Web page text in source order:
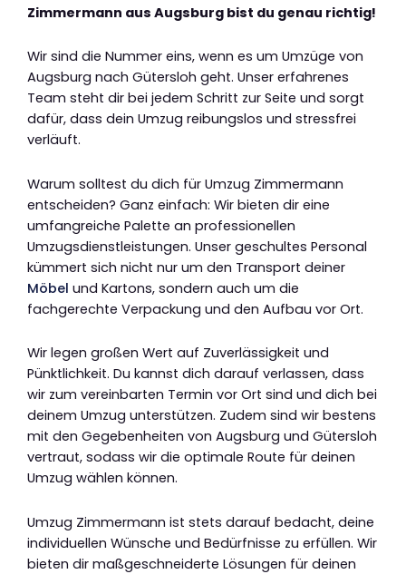
Zimmermann aus Augsburg bist du genau richtig!
Wir sind die Nummer eins, wenn es um Umzüge von
Augsburg nach Gütersloh geht. Unser erfahrenes
Team steht dir bei jedem Schritt zur Seite und sorgt
dafür, dass dein Umzug reibungslos und stressfrei
verläuft.
Warum solltest du dich für Umzug Zimmermann
entscheiden? Ganz einfach: Wir bieten dir eine
umfangreiche Palette an professionellen
Umzugsdienstleistungen. Unser geschultes Personal
kümmert sich nicht nur um den Transport deiner
Möbel und Kartons, sondern auch um die
fachgerechte Verpackung und den Aufbau vor Ort.
Wir legen großen Wert auf Zuverlässigkeit und
Pünktlichkeit. Du kannst dich darauf verlassen, dass
wir zum vereinbarten Termin vor Ort sind und dich bei
deinem Umzug unterstützen. Zudem sind wir bestens
mit den Gegebenheiten von Augsburg und Gütersloh
vertraut, sodass wir die optimale Route für deinen
Umzug wählen können.
Umzug Zimmermann ist stets darauf bedacht, deine
individuellen Wünsche und Bedürfnisse zu erfüllen. Wir
bieten dir maßgeschneiderte Lösungen für deinen